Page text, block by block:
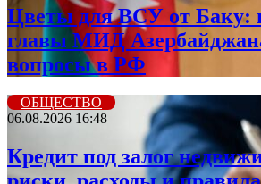
Цветы для ВСУ от Баку:
главы МИД
вопросы в РФ
ОБЩЕСТВО
06.08.2026 16:48
Кредит под залог